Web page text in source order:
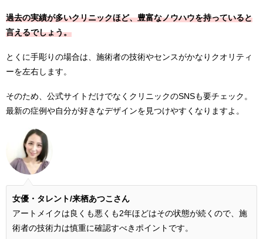
過去の実績が多いクリニックほど、豊富なノウハウを持っていると
言えるでしょう。
とくに手彫りの場合は、施術者の技術やセンスがかなりクオリティ
ーを左右します。
そのため、公式サイトだけでなくクリニックのSNSも要チェック。
最新の症例や自分が好きなデザインを見つけやすくなりますよ。
女優・タレント/来栖あつこさん
アートメイクは良くも悪くも2年ほどはその状態が続くので、施
術者の技術力は慎重に確認すべきポイントです。